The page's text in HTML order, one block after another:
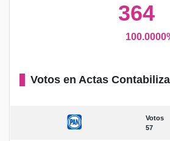
364
Votos en Actas
Votos
57